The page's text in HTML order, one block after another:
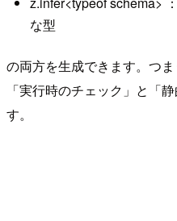
な型
の両方を生成できます。つ
「実行時のチェック」と「
す。